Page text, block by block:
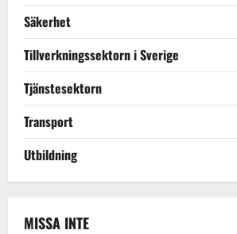
Säkerhet
Tillverkningssektorn i Sverige
Tjänstesektorn
Transport
Utbildning
MISSA INTE